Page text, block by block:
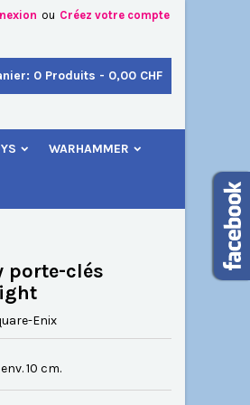
ou Créez votre compte
0 Produits - 0,00 CHF
WARHAMMER
porte-clés
Enix
10 cm.